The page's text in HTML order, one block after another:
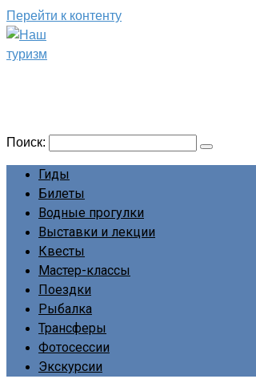
Перейти к контенту
Поиск:
Гиды
Билеты
Водные прогулки
Выставки и лекции
Квесты
Мастер-классы
Поездки
Рыбалка
Трансферы
Фотосессии
Экскурсии